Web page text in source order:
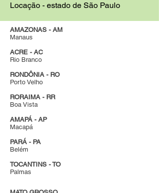
Locação - estado de São Paulo
AMAZONAS - AM
Manaus
ACRE - AC
Rio Branco
RONDÔNIA - RO
Porto Velho
RORAIMA - RR
Boa Vista
AMAPÁ - AP
Macapá
PARÁ - PA
Belém
TOCANTINS - TO
Palmas